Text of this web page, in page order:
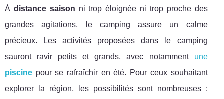
À distance saison ni trop éloignée ni trop proche des
grandes agitations, le camping assure un calme
précieux. Les activités proposées dans le camping
sauront ravir petits et grands, avec notamment une
piscine pour se rafraîchir en été. Pour ceux souhaitant
explorer la région, les possibilités sont nombreuses :